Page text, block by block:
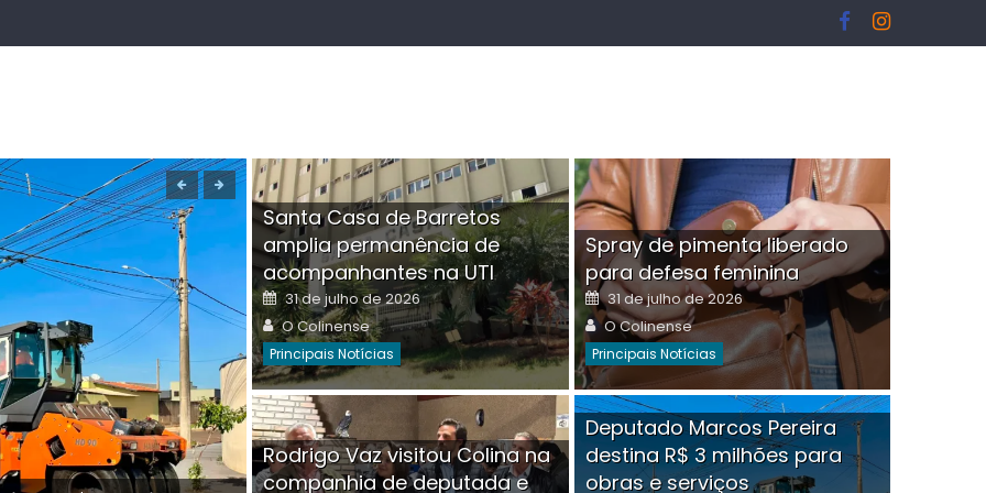
Boutique na Av. Ângelo Martins Tristão é
invadida por criminoso mascarado
Posted
30 de julho de 2026 Author
O Colinense Comment(0)
Santa Casa de Barretos
amplia permanência de
acompanhantes na UTI
Posted
on
31 de julho de 2026
Author
O Colinense
Principais Notícias
Spray de pimenta liberado
para defesa feminina
Posted
on
31 de julho de 2026
Author
O Colinense
Principais Notícias
Rodrigo Vaz visitou Colina na
companhia de deputada e
Deputado Marcos Pereira
destina R$ 3 milhões para
obras e serviços